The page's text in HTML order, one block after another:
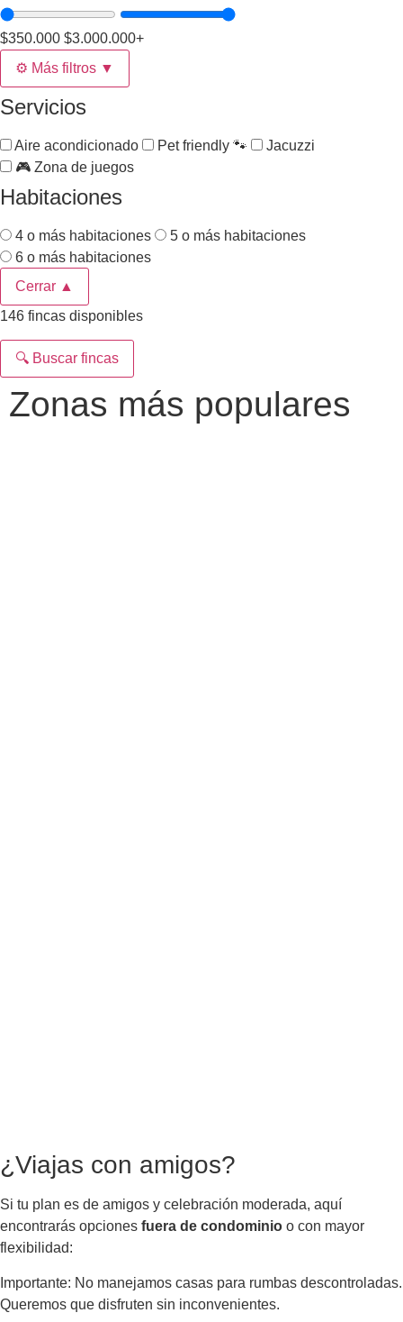
$350.000 $3.000.000+
⚙️ Más filtros ▼
Servicios
Aire acondicionado Pet friendly 🐾
Jacuzzi
🎮 Zona de juegos
Habitaciones
4 o más habitaciones
5 o más habitaciones
6 o más habitaciones
Cerrar ▲
146 fincas disponibles
🔍 Buscar fincas
Zonas más populares
¿Viajas con amigos?
Si tu plan es de amigos y celebración moderada, aquí
encontrarás opciones fuera de condominio o con mayor
flexibilidad:
Importante: No manejamos casas para rumbas descontroladas.
Queremos que disfruten sin inconvenientes.